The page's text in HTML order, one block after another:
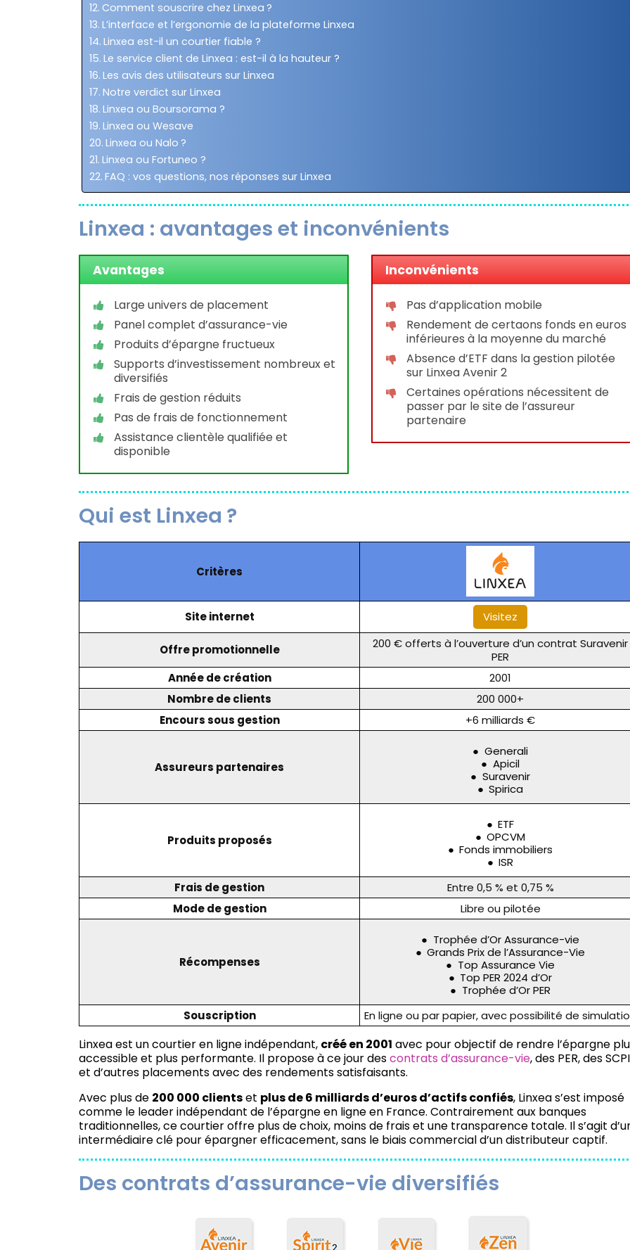
Comment souscrire chez Linxea ?
L’interface et l’ergonomie de la plateforme Linxea
Linxea est-il un courtier fiable ?
Le service client de Linxea : est-il à la hauteur ?
Les avis des utilisateurs sur Linxea
Notre verdict sur Linxea
Linxea ou Boursorama ?
Linxea ou Wesave
Linxea ou Nalo ?
Linxea ou Fortuneo ?
FAQ : vos questions, nos réponses sur Linxea
Linxea : avantages et inconvénients
Avantages
Large univers de placement
Panel complet d’assurance-vie
Produits d’épargne fructueux
Supports d’investissement nombreux et
diversifiés
Frais de gestion réduits
Pas de frais de fonctionnement
Assistance clientèle qualifiée et
disponible
Inconvénients
Pas d’application mobile
Rendement de certaons fonds en euros
inférieures à la moyenne du marché
Absence d’ETF dans la gestion pilotée
sur Linxea Avenir 2
Certaines opérations nécessitent de
passer par le site de l’assureur
partenaire
Qui est Linxea ?
Critères
Site internet Visitez
Offre promotionnelle
200 € offerts à l’ouverture d’un contrat Suravenir
PER
Année de création
2001
Nombre de clients
200 000+
Encours sous gestion
+6 milliards €
Assureurs partenaires
Generali
Apicil
Suravenir
Spirica
Produits proposés
ETF
OPCVM
Fonds immobiliers
ISR
Frais de gestion
Entre 0,5 % et 0,75 %
Mode de gestion
Libre ou pilotée
Récompenses
Trophée d’Or Assurance-vie
Grands Prix de l’Assurance-Vie
Top Assurance Vie
Top PER 2024 d’Or
Trophée d’Or PER
Souscription
En ligne ou par papier, avec possibilité de
Linxea est un courtier en ligne indépendant, créé en 2001 avec pour objectif de rendre l’épargne
accessible et plus performante. Il propose à ce jour descontrats d’assurance-vie, des PER, des SCPI
et d’autres placements avec des rendements satisfaisants.
Avec plus de 200 000 clientset plus de 6 milliards d’euros d’actifs confiés, Linxea s’est imposé
comme le leader indépendant de l’épargne en ligne en France. Contrairement aux banques
traditionnelles, ce courtier offre plus de choix, moins de frais et une transparence totale. Il s’agit
intermédiaire clé pour épargner efficacement, sans le biais commercial d’un distributeur captif.
Des contrats d’assurance-vie diversifiés